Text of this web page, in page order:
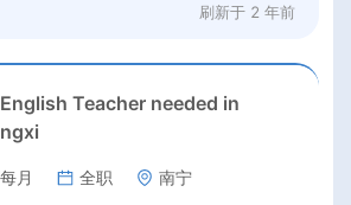
刷新于 2 年前
Teacher needed in
月 全职 南宁